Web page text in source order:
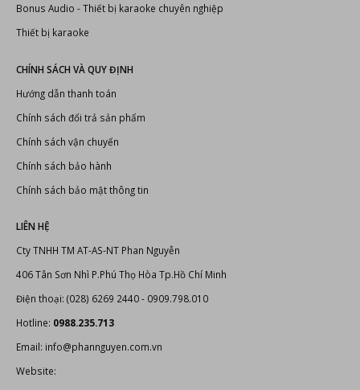
Bonus Audio -Thiết bị karaoke chuyên nghiệp
Thiết bị karaoke
CHÍNH SÁCH VÀ QUY ĐỊNH
Hướng dẫn thanh toán
Chính sách đổi trả sản phẩm
Chính sách vận chuyển
Chính sách bảo hành
Chính sách bảo mật thông tin
LIÊN HỆ
Cty TNHH TM AT-AS-NT Phan Nguyễn
406 Tân Sơn Nhì P.Phú Thọ Hòa Tp.Hồ Chí Minh
Điện thoại: (028) 6269 2440 - 0909.798.010
Hotline: 0988.235.713
Email: info@phannguyen.com.vn
Website: